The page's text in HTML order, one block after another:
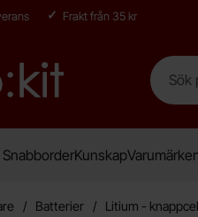
Frakt från 35 kr
för Electro:kit
Sök
Sök på
SnabborderKunskap
Batterier Litium -